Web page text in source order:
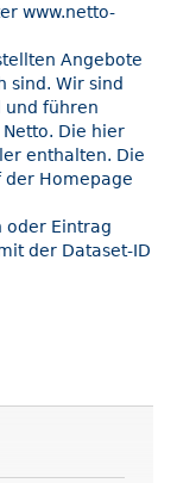
www.netto-
Angebote
sind. Wir sind
und führen
Die hier
enthalten. Die
Homepage
oder Eintrag
der Dataset-ID